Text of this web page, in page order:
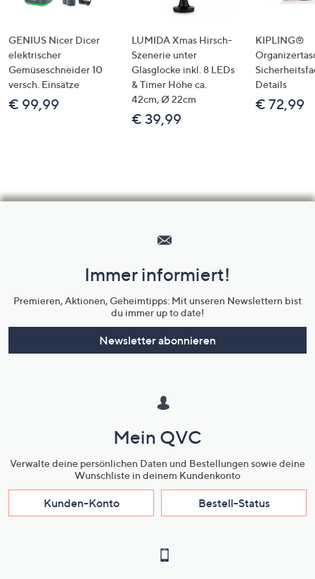
GENIUS Nicer Dicer
elektrischer
Gemüseschneider 10
versch. Einsätze
€ 99,99
LUMIDA Xmas Hirsch-
Szenerie unter
Glasglocke inkl. 8 LEDs
& Timer Höhe ca.
42cm, Ø 22cm
€ 39,99
KIPLING®
Details
€ 72,99
Unternehmensinformationen
Immer informiert!
Premieren, Aktionen, Geheimtipps: Mit unseren Newslettern bist
du immer up to date!
Newsletter abonnieren
Mein QVC
Verwalte deine persönlichen Daten und Bestellungen sowie deine
Wunschliste in deinem Kundenkonto
Kunden-Konto Bestell-Status